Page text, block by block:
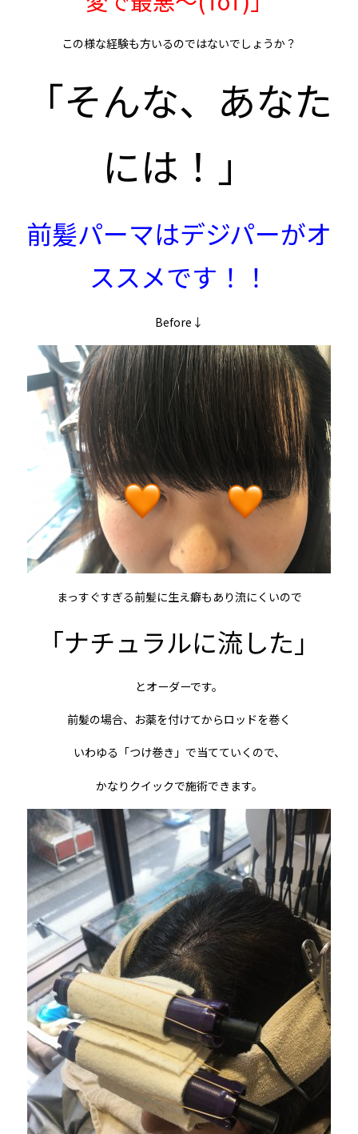
この様な経験も方いるのではないでしょうか？
「そんな、あなた
には！」
前髪パーマはデジパーがオ
ススメです！！
Before↓
まっすぐすぎる前髪に生え癖もあり流にくいので
「ナチュラルに流した」
とオーダーです。
前髪の場合、お薬を付けてからロッドを巻く
いわゆる「つけ巻き」で当てていくので、
かなりクイックで施術できます。